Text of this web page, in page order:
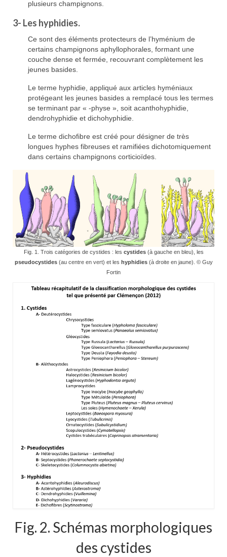
plusieurs champignons.
3- Les hyphidies.
Ce sont des éléments protecteurs de l’hyménium de
certains champignons aphyllophorales, formant une
couche dense et fermée, recouvrant complètement les
jeunes basides.
Le terme hyphidie, appliqué aux articles hyméniaux
protégeant les jeunes basides a remplacé tous les termes
se terminant par « -physe », soit acanthohyphidie,
dendrohyphidie et dichohyphidie.
Le terme dichofibre est créé pour désigner de très
longues hyphes fibreuses et ramifiées dichotomiquement
dans certains champignons corticioïdes.
Fig. 1. Trois catégories de cystides : les cystides(à gauche en bleu), les
pseudocystides(au centre en vert) et les hyphidies(à droite en jaune). © Guy
Fortin
Fig. 2. Schémas morphologiques
des cystides